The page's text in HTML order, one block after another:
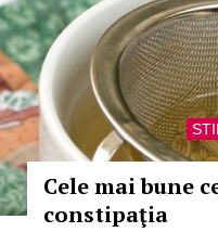
Cele mai bune
constipaţia